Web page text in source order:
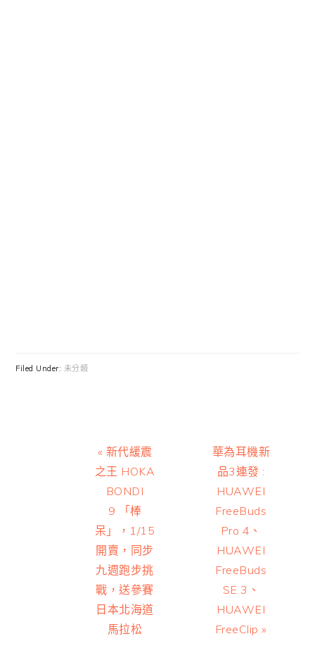
Filed Under: 未分類
Previous
Post:
« 新代緩震
之王 HOKA
BONDI
9 「棒
呆」，1/15
開賣，同步
九週跑步挑
戰，送參賽
日本北海道
馬拉松
Next
Post:
華為耳機新
品3連發 :
HUAWEI
FreeBuds
Pro 4、
HUAWEI
FreeBuds
SE 3、
HUAWEI
FreeClip »